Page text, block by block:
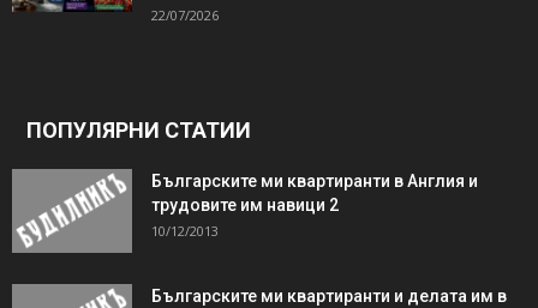
22/07/2026
ПОПУЛЯРНИ СТАТИИ
Българските ми квартиранти в Англия и
трудовите им навици 2
10/12/2013
Българските ми квартиранти и делата им в